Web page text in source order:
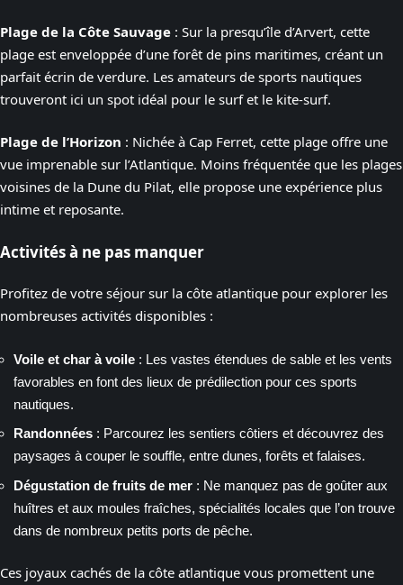
Plage de la Côte Sauvage : Sur la presqu’île d’Arvert, cette
plage est enveloppée d’une forêt de pins maritimes, créant un
parfait écrin de verdure. Les amateurs de sports nautiques
trouveront ici un spot idéal pour le surf et le kite-surf.
Plage de l’Horizon : Nichée à Cap Ferret, cette plage offre une
vue imprenable sur l’Atlantique. Moins fréquentée que les plages
voisines de la Dune du Pilat, elle propose une expérience plus
intime et reposante.
Activités à ne pas manquer
Profitez de votre séjour sur la côte atlantique pour explorer les
nombreuses activités disponibles :
Voile et char à voile : Les vastes étendues de sable et les vents
favorables en font des lieux de prédilection pour ces sports
nautiques.
Randonnées : Parcourez les sentiers côtiers et découvrez des
paysages à couper le souffle, entre dunes, forêts et falaises.
Dégustation de fruits de mer : Ne manquez pas de goûter aux
huîtres et aux moules fraîches, spécialités locales que l’on trouve
dans de nombreux petits ports de pêche.
Ces joyaux cachés de la côte atlantique vous promettent une